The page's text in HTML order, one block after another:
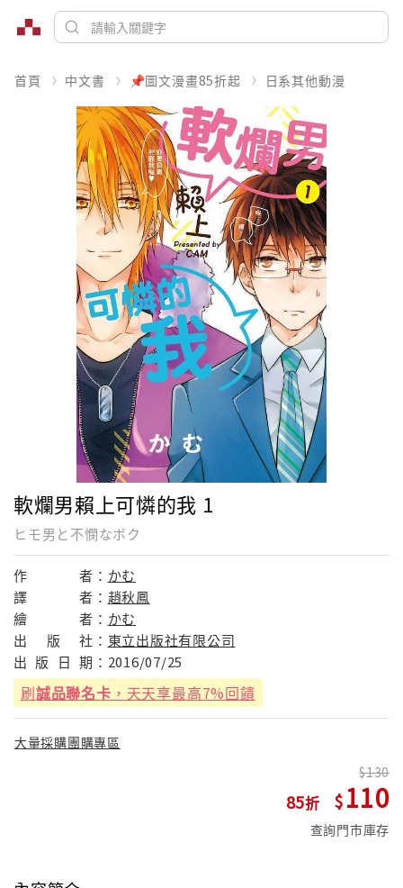
首頁 中文書 📌圖文漫畫85折起 日系其他動漫
軟爛男賴上可憐的我 1
ヒモ男と不憫なボク
作 者： かむ
譯
者： 趙秋鳳
繪
者： かむ
出
版 社： 東立出版社有限公司
出 版 日 期： 2016/07/25
刷誠品聯名卡 ，天天享最高7%回饋
大量採購團購專區
85
130
110
查詢門市庫存